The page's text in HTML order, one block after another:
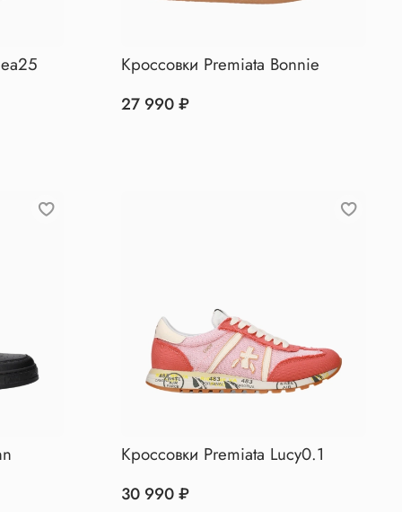
Кроссовки Premiata Bonnie
27 990 ₽
Кроссовки Premiata Lucy0.1
30 990 ₽